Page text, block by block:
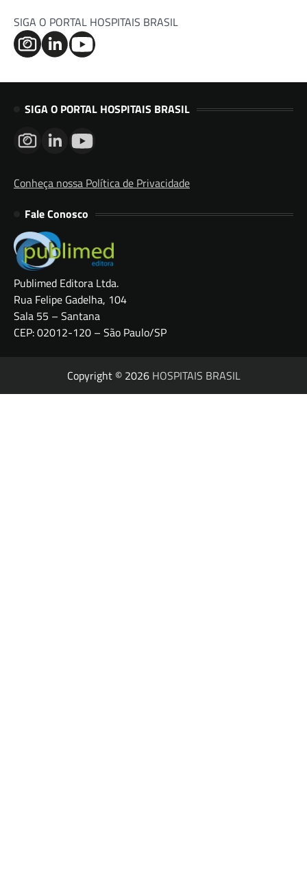
SIGA O PORTAL HOSPITAIS BRASIL
SIGA O PORTAL HOSPITAIS BRASIL
Conheça nossa Política de Privacidade
Fale Conosco
Publimed Editora Ltda.
Rua Felipe Gadelha, 104
Sala 55 – Santana
CEP: 02012-120 – São Paulo/SP
Copyright © 2026 HOSPITAIS BRASIL